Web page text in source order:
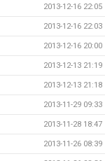
2013-12-16 22:05
2013-12-16 22:03
2013-12-16 20:00
2013-12-13 21:19
2013-12-13 21:18
2013-11-29 09:33
2013-11-28 18:47
2013-11-26 08:39